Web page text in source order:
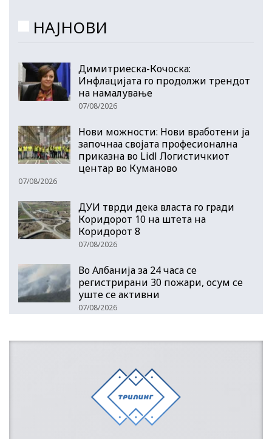
НАЈНОВИ
Димитриеска-Кочоска:
Инфлацијата го продолжи трендот
на намалување
07/08/2026
Нови можности: Нови вработени ја
започнаа својата професионална
приказна во Lidl Логистичкиот
центар во Куманово
07/08/2026
ДУИ тврди дека власта го гради
Коридорот 10 на штета на
Коридорот 8
07/08/2026
Во Албанија за 24 часа се
регистрирани 30 пожари, осум се
уште се активни
07/08/2026